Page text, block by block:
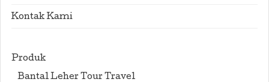
Kontak Kami
Produk
Bantal Leher Tour Travel